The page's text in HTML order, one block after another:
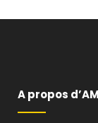
A propos